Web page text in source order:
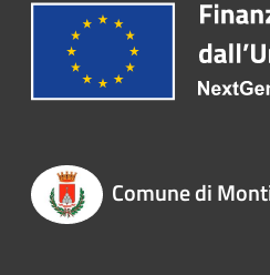
Comune di